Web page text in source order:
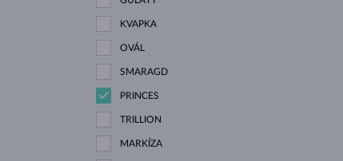
KVAPKA
OVÁL
SMARAGD
PRINCES
TRILLION
MARKÍZA